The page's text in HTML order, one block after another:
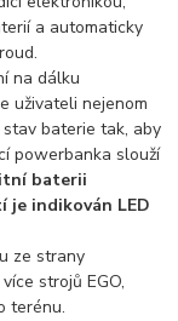
a automaticky
na dálku
uživateli nejenom
baterie tak, aby
powerbanka slouží
baterii
je indikován LED
ze strany
strojů EGO,
terénu.